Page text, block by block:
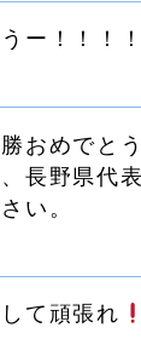
ー！！！
おめでとう
長野県代
い。
て頑張れ